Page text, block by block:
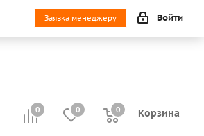
Заявка менеджеру Войти
0 0 Корзина
0
0